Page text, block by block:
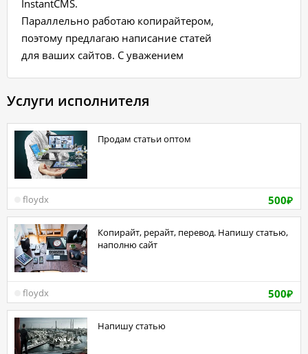
InstantCMS.
Параллельно работаю копирайтером,
поэтому предлагаю написание статей
для ваших сайтов. С уважением
Услуги исполнителя
Продам статьи оптом
500₽
floydx
Копирайт, рерайт, перевод. Напишу статью,
наполню сайт
500₽
floydx
Напишу статью